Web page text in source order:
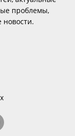
проблемы,
новости.